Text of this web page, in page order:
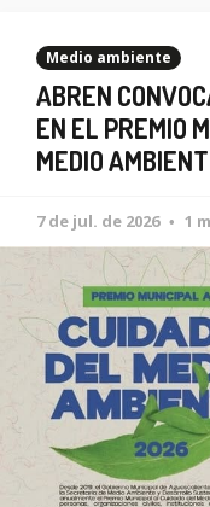
Medio ambiente
ABREN
EN EL PREMIO
MEDIO
7 de jul. de 2026 1